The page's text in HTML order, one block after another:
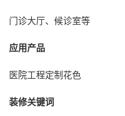
门诊大厅、候诊室等
应用产品
医院工程定制花色
装修关键词